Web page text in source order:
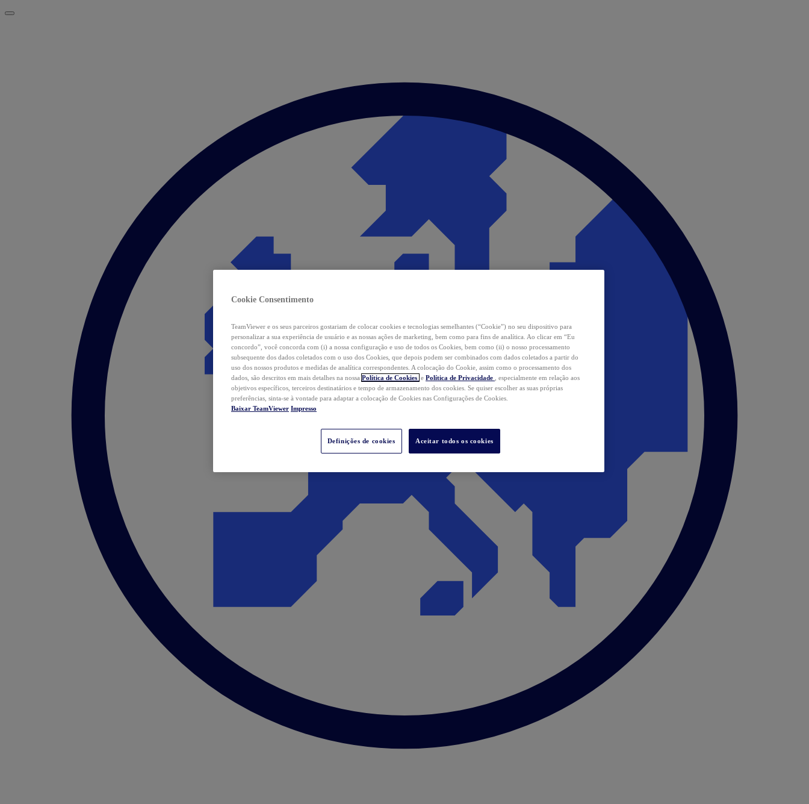
Cookie Consentimento
TeamViewer e os seus parceiros gostariam de colocar cookies e tecnologias semelhantes (“Cookie”) no seu dispositivo para
personalizar a sua experiência de usuário e as nossas ações de marketing, bem como para fins de analítica. Ao clicar em “Eu
concordo”, você concorda com (i) a nossa configuração e uso de todos os Cookies, bem como (ii) o nosso processamento
subsequente dos dados coletados com o uso dos Cookies, que depois podem ser combinados com dados coletados a partir do
uso dos nossos produtos e medidas de analítica correspondentes. A colocação do Cookie, assim como o processamento dos
dados, são descritos em mais detalhes na nossa Política de Cookies e Política de Privacidade
, especialmente em relação aos
objetivos específicos, terceiros destinatários e tempo de armazenamento dos cookies. Se quiser escolher as suas próprias
preferências, sinta-se à vontade para adaptar a colocação de Cookies nas Configurações de Cookies.
Baixar TeamViewer Impresso
Definições de cookies Aceitar todos os cookies